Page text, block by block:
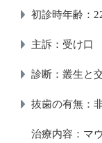
初診時年齢：
主訴：受け口
診断：叢生と
抜歯の有無：
治療内容：マ